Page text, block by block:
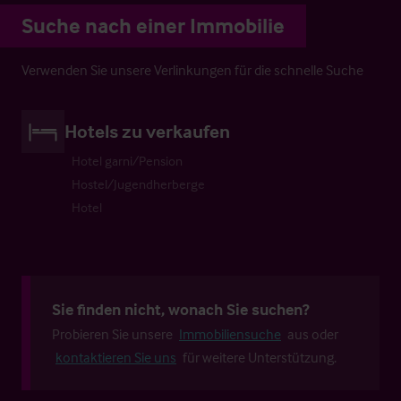
Suche nach einer Immobilie
Verwenden Sie unsere Verlinkungen für die schnelle Suche
Hotels zu verkaufen
Hotel garni/Pension
Hostel/Jugendherberge
Hotel
Sie finden nicht, wonach Sie suchen?
Probieren Sie unsere Immobiliensuche aus oder
kontaktieren Sie uns für weitere Unterstützung.